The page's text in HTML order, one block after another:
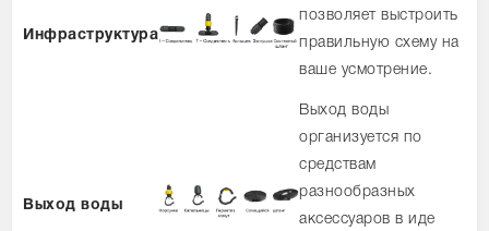
Инфраструктура
позволяет выстроить
правильную схему на
ваше усмотрение.
Выход воды
Выход воды
организуется по
средствам
разнообразных
аксессуаров в иде